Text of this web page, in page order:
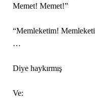
Memet! Memet!”
“Memleketim!
…
Diye haykırmış
Ve: